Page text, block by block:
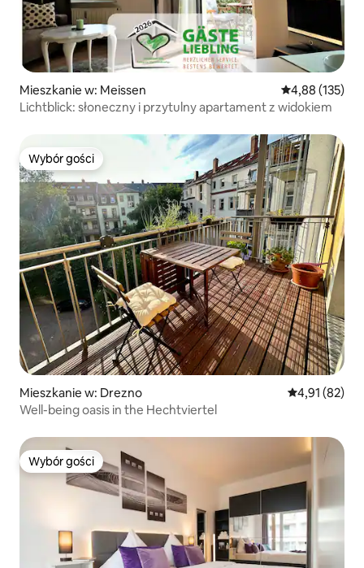
Mieszkanie w: Meissen Średnia
4,88 (135)
Lichtblick: słoneczny i przytulny apartament z widokiem
Wybór gości
Wybór gości
Mieszkanie w: Drezno Średnia
4,91 (82)
Well-being oasis in the Hechtviertel
Wybór gości
Wybór gości